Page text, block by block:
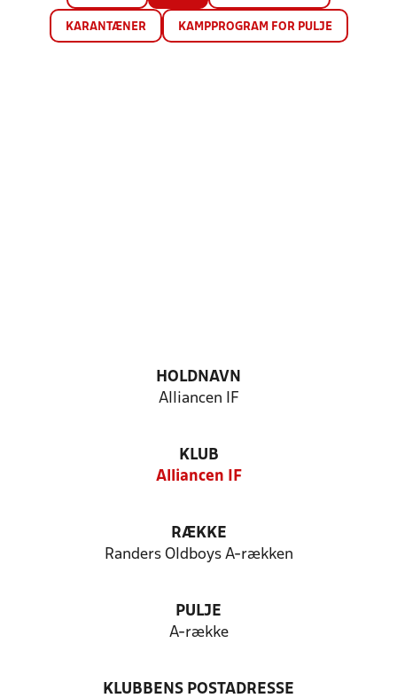
KARANTÆNER KAMPPROGRAM FOR PULJE
HOLDNAVN
Alliancen IF
KLUB
Alliancen IF
RÆKKE
Randers Oldboys A-rækken
PULJE
A-række
KLUBBENS POSTADRESSE